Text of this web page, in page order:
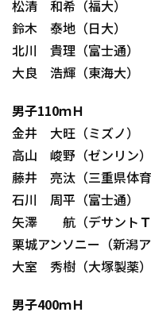
松清 和希（福大）
鈴木 泰地（日大）
北川 貴理（富士通）
大良 浩輝（東海大）
男子110ｍＨ
金井 大旺（ミズノ）
高山 峻野（ゼンリン）
藤井 亮汰（三重県体育
石川 周平（富士通）
矢澤 航（デサントＴ
栗城アンソニー（新潟
大室 秀樹（大塚製薬）
男子400ｍＨ